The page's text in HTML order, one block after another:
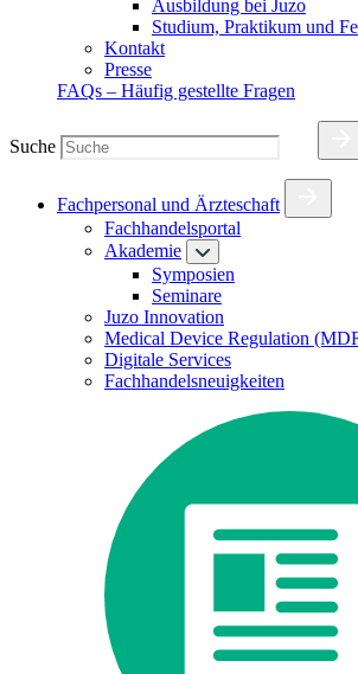
Ausbildung bei Juzo
Studium, Praktikum und
Kontakt
Presse
FAQs – Häufig gestellte Fragen
Suche
Fachpersonal und Ärzteschaft
Fachhandelsportal
Akademie
Symposien
Seminare
Juzo Innovation
Medical Device Regulation
Digitale Services
Fachhandelsneuigkeiten